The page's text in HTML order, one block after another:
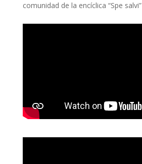
comunidad de la encíclica “Spe salvi”